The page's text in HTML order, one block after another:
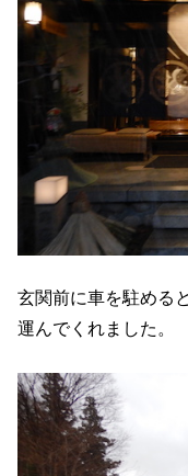
玄関前に車を駐める
運んでくれました。